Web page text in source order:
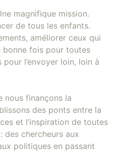
magnifique mission.
de tous les enfants.
améliorer ceux qui
fois pour toutes
l’envoyer loin, loin à
nous finançons la
des ponts entre la
et l’inspiration de toutes
des chercheurs aux
politiques en passant